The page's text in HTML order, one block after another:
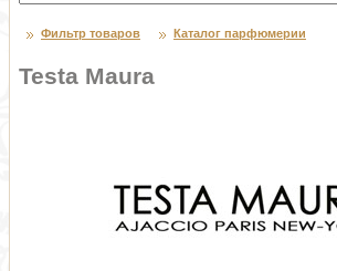
Фильтр товаров Каталог парфюмерии
Testa Maura